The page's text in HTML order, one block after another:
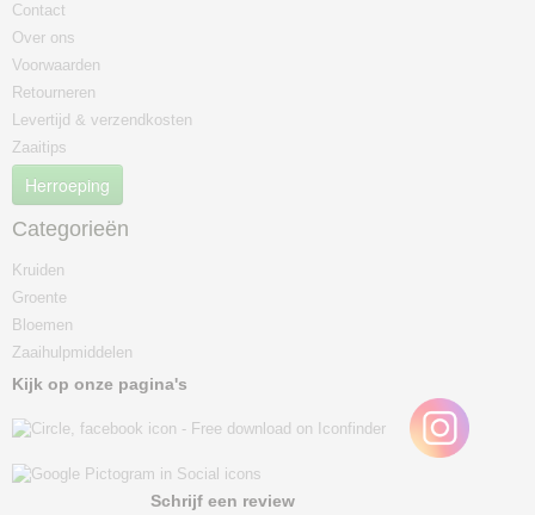
Contact
Over ons
Voorwaarden
Retourneren
Levertijd & verzendkosten
Zaaitips
Herroeping
Categorieën
Kruiden
Groente
Bloemen
Zaaihulpmiddelen
Kijk op onze pagina's
Schrijf een review